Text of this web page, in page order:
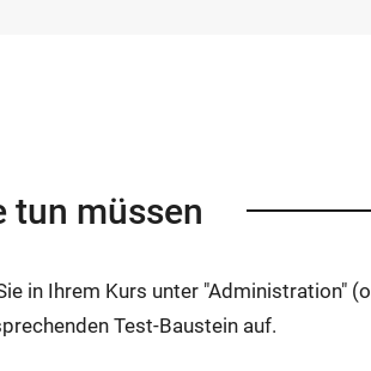
tun müssen
in Ihrem Kurs unter "Administration"
Test-Baustein auf.